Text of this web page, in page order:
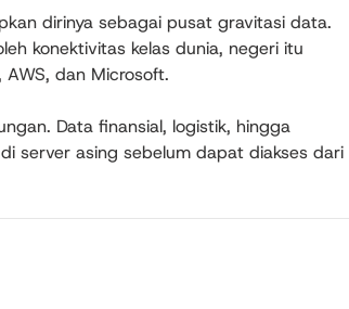
dirinya sebagai pusat gravitasi data.
konektivitas kelas dunia, negeri itu
dan Microsoft.
Data finansial, logistik, hingga
server asing sebelum dapat diakses dari